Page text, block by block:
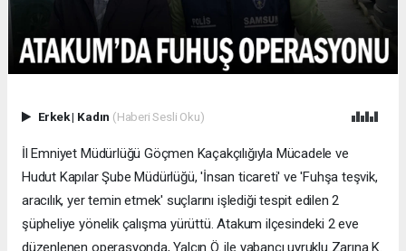
Erkek| Kadın (Haberi Sesli Oku)
İl Emniyet Müdürlüğü Göçmen Kaçakçılığıyla Mücadele ve
Hudut Kapılar Şube Müdürlüğü, 'İnsan ticareti' ve 'Fuhşa teşvik,
aracılık, yer temin etmek' suçlarını işlediği tespit edilen 2
şüpheliye yönelik çalışma yürüttü. Atakum ilçesindeki 2 eve
düzenlenen operasyonda, Yalçın Ö. ile yabancı uyruklu Zarına K.